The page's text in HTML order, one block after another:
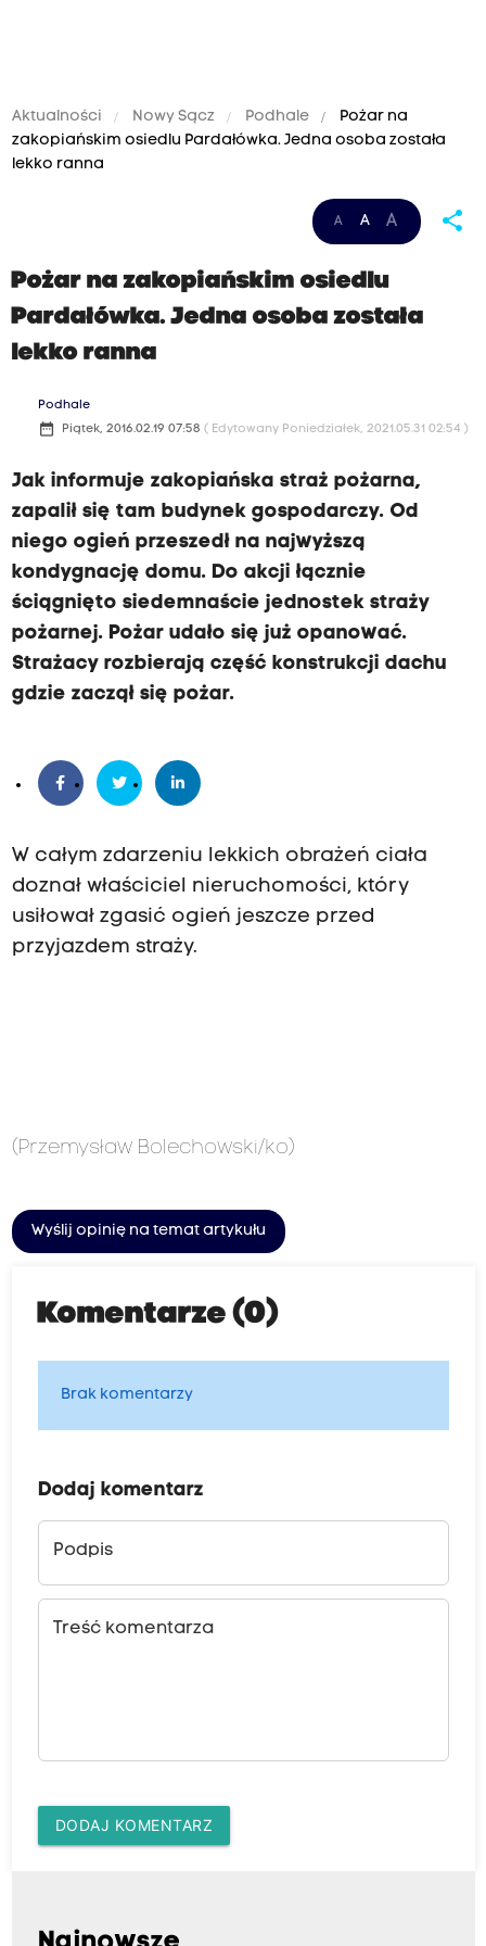
Aktualności Nowy Sącz Podhale
Pożar na
zakopiańskim osiedlu Pardałówka. Jedna osoba została
lekko ranna
A A A share
Pożar na zakopiańskim osiedlu
Pardałówka. Jedna osoba została
lekko ranna
Podhale
date_range Piątek, 2016.02.19 07:58 ( Edytowany Poniedziałek, 2021.05.31 02:54 )
Jak informuje zakopiańska straż pożarna,
zapalił się tam budynek gospodarczy. Od
niego ogień przeszedł na najwyższą
kondygnację domu. Do akcji łącznie
ściągnięto siedemnaście jednostek straży
pożarnej. Pożar udało się już opanować.
Strażacy rozbierają część konstrukcji dachu
gdzie zaczął się pożar.
W całym zdarzeniu lekkich obrażeń ciała
doznał właściciel nieruchomości, który
usiłował zgasić ogień jeszcze przed
przyjazdem straży.
(Przemysław Bolechowski/ko)
Wyślij opinię na temat artykułu
Komentarze (0)
Brak komentarzy
Dodaj komentarz
Podpis
Treść komentarza
DODAJ KOMENTARZ